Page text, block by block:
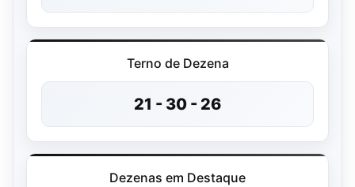
Terno de Dezena
21 - 30 - 26
Dezenas em Destaque